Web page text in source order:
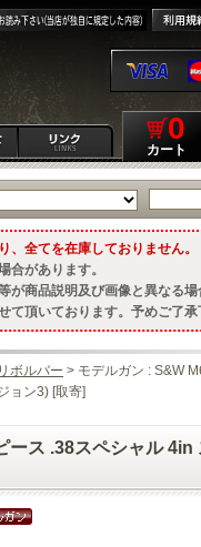
0
カート
、全てを在庫しておりません。
合があります。
商品説明及び画像と異なる場
頂いております。予めご了承
リボルバー > モデルガン : S&W
ョン3) [取寄]
ス .38スペシャル 4in